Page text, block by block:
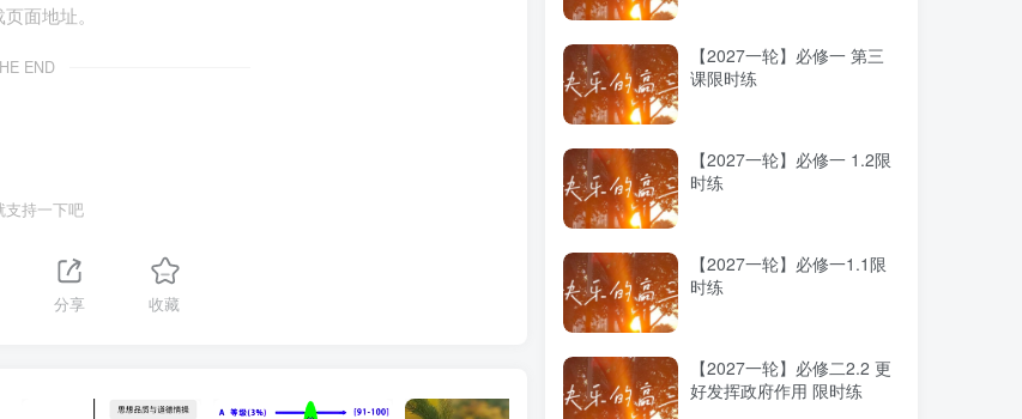
面地址。
END
支持一下吧
分享 收藏
【2027一轮】必修一 第三
课限时练
【2027一轮】必修一 1.2限
时练
【2027一轮】必修一1.1限
时练
【2027一轮】必修二2.2 更
好发挥政府作用 限时练